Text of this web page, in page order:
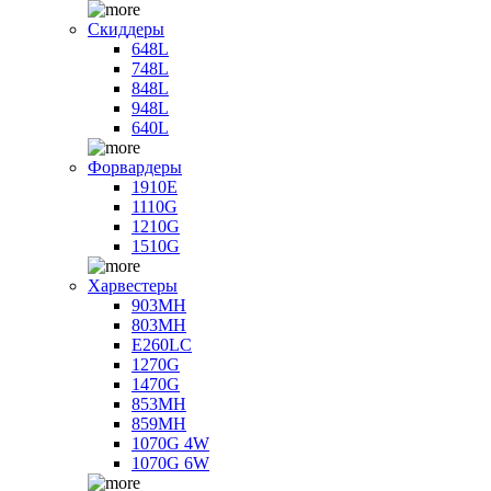
Скиддеры
648L
748L
848L
948L
640L
Форвардеры
1910E
1110G
1210G
1510G
Харвестеры
903MH
803MH
E260LC
1270G
1470G
853MH
859MH
1070G 4W
1070G 6W